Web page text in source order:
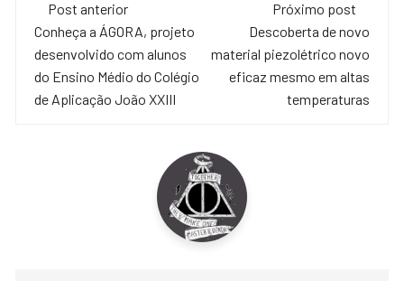
e
b
o
o
er s
A
p
p
de
post
Post anterior
Conheça a ÁGORA, projeto
desenvolvido com alunos
do Ensino Médio do Colégio
de Aplicação João XXIII
Próximo post
Descoberta de novo
material piezolétrico novo
eficaz mesmo em altas
temperaturas